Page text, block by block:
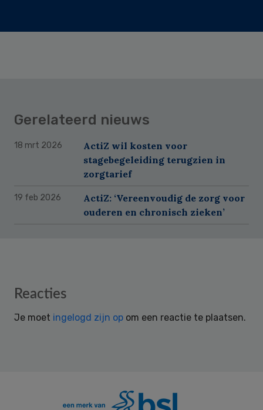
Gerelateerd nieuws
18 mrt 2026
ActiZ wil kosten voor
stagebegeleiding terugzien in
zorgtarief
19 feb 2026
ActiZ: ‘Vereenvoudig de zorg voor
ouderen en chronisch zieken’
Reader
Reacties
Je moet ingelogd zijn op om een reactie te plaatsen.